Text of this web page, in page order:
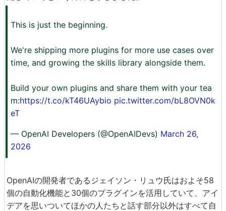
This is just the beginning.
We're shipping more plugins for more use cases over
time, and growing the skills library alongside them.
Build your own plugins and share them with your tea
m:https://t.co/kT46UAybio pic.twitter.com/bL8OVN0k
eT
— OpenAI Developers (@OpenAIDevs) March 26,
2026
OpenAIの開発者であるジェイソン・リュウ氏はおよそ58
個の自動化機能と30個のプラグインを活用していて、アイ
デアを思いついてほかの人たちと話す部分以外はすべて自